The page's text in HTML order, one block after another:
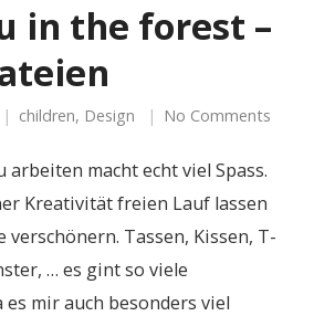
in the forest –
children, Design No Comments
arbeiten macht echt viel Spass.
Kreativität freien Lauf lassen
verschönern. Tassen, Kissen, T-
… es gint so viele
mir auch besonders viel